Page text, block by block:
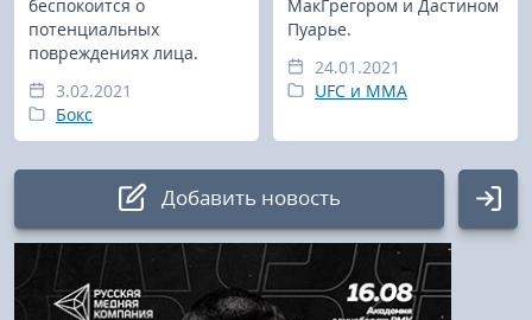
беспокоится о
потенциальных
повреждениях лица.
3.02.2021
Бокс
МакГрегором и Дастином
Пуарье.
24.01.2021
UFC и MMA
Добавить новость
Авторизация